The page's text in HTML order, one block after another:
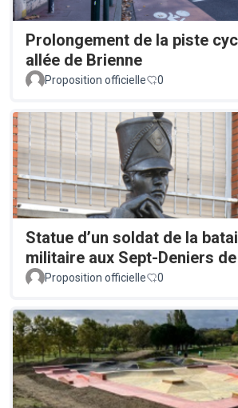
Prolongement de la piste
allée de Brienne
Proposition officielle 0
Statue d’un soldat de la
militaire aux Sept-Deniers
Proposition officielle 0